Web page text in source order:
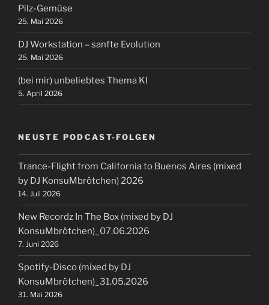
Pilz-Gemüse
25. Mai 2026
DJ Workstation – sanfte Evolution
25. Mai 2026
(bei mir) unbeliebtes Thema KI
5. April 2026
NEUSTE PODCAST-FOLGEN
Trance-Flight from California to Buenos Aires (mixed
by DJ KonsuMbrötchen) 2026
14. Juli 2026
New Recordz In The Box (mixed by DJ
KonsuMbrötchen)_07.06.2026
7. Juni 2026
Spotify-Disco (mixed by DJ
KonsuMbrötchen)_31.05.2026
31. Mai 2026